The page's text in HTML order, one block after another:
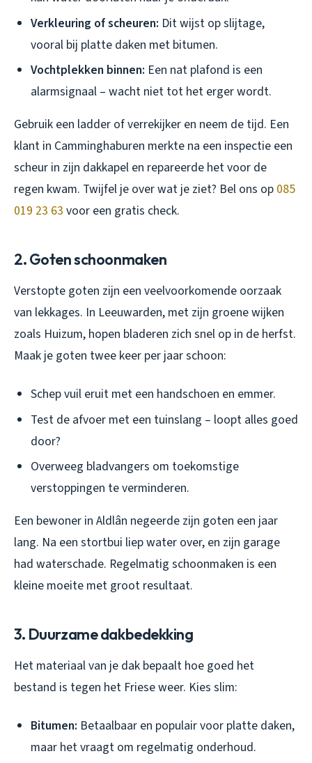
Verkleuring of scheuren: Dit wijst op slijtage,
vooral bij platte daken met bitumen.
Vochtplekken binnen: Een nat plafond is een
alarmsignaal – wacht niet tot het erger wordt.
Gebruik een ladder of verrekijker en neem de tijd. Een
klant in Camminghaburen merkte na een inspectie een
scheur in zijn dakkapel en repareerde het voor de
regen kwam. Twijfel je over wat je ziet? Bel ons op 085
019 23 63 voor een gratis check.
2. Goten schoonmaken
Verstopte goten zijn een veelvoorkomende oorzaak
van lekkages. In Leeuwarden, met zijn groene wijken
zoals Huizum, hopen bladeren zich snel op in de herfst.
Maak je goten twee keer per jaar schoon:
Schep vuil eruit met een handschoen en emmer.
Test de afvoer met een tuinslang – loopt alles goed
door?
Overweeg bladvangers om toekomstige
verstoppingen te verminderen.
Een bewoner in Aldlân negeerde zijn goten een jaar
lang. Na een stortbui liep water over, en zijn garage
had waterschade. Regelmatig schoonmaken is een
kleine moeite met groot resultaat.
3. Duurzame dakbedekking
Het materiaal van je dak bepaalt hoe goed het
bestand is tegen het Friese weer. Kies slim:
Bitumen: Betaalbaar en populair voor platte daken,
maar het vraagt om regelmatig onderhoud.